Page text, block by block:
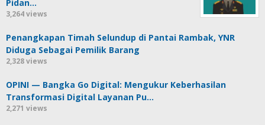
Pidan…
3,264 views
Penangkapan Timah Selundup di Pantai Rambak, YNR
Diduga Sebagai Pemilik Barang
2,328 views
OPINI — Bangka Go Digital: Mengukur Keberhasilan
Transformasi Digital Layanan Pu…
2,271 views